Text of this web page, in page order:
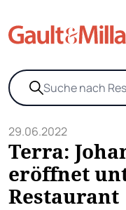
29.06.2022
Terra:
eröffnet
Restaurant